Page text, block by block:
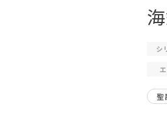
シ
聖